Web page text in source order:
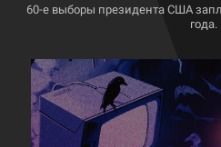
60-е выборы президента США
года.